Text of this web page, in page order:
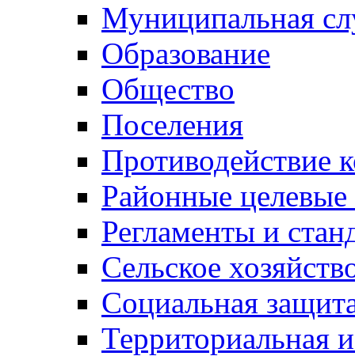
Муниципальная
Образование
Общество
Поселения
Противодействие
Районные
Регламенты и
Сельское
Социальная
Территориальная